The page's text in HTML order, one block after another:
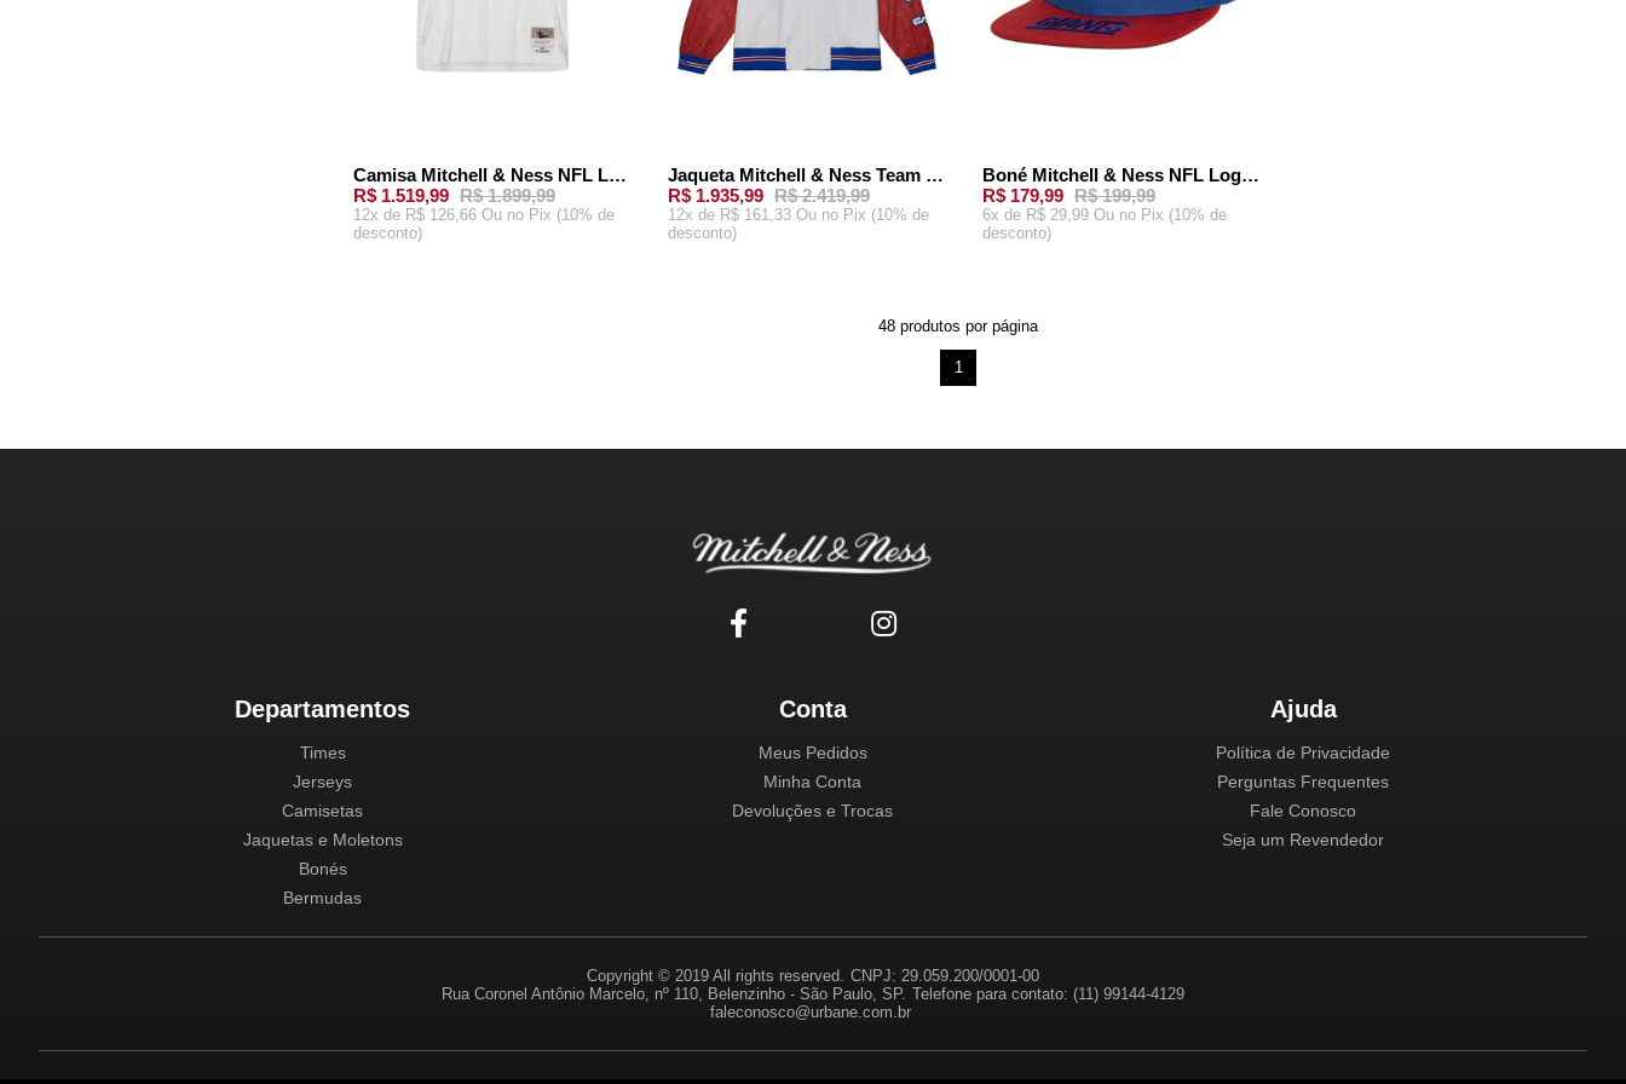
Camisa Mitchell & Ness NFL Legacy Jersey New York Giants Eli Manning 2007 Branca
R$ 1.519,99 R$ 1.899,99
12x de R$ 126,66 Ou no Pix (10% de
desconto)
Jaqueta Mitchell & Ness Team Burst Warm Up Jacket New York Giants Branca
R$ 1.935,99 R$ 2.419,99
12x de R$ 161,33 Ou no Pix (10% de
desconto)
Boné Mitchell & Ness NFL Logo New York Giants Azul Royal
R$ 179,99 R$ 199,99
6x de R$ 29,99 Ou no Pix (10% de
desconto)
48 produtos por página
1
Departamentos
Times
Jerseys
Camisetas
Jaquetas e Moletons
Bonés
Bermudas
Conta
Meus Pedidos
Minha Conta
Devoluções e Trocas
Ajuda
Política de Privacidade
Perguntas Frequentes
Fale Conosco
Seja um Revendedor
Copyright © 2019 All rights reserved. CNPJ: 29.059.200/0001-00
Rua Coronel Antônio Marcelo, nº 110, Belenzinho - São Paulo, SP. Telefone para contato: (11) 99144-4129
faleconosco@urbane.com.br